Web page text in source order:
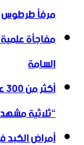
مرفأ طرطوس
مفاجأة
السامة
“ثلاثية
أمراض الكبد في تزايد.. 3 عادات